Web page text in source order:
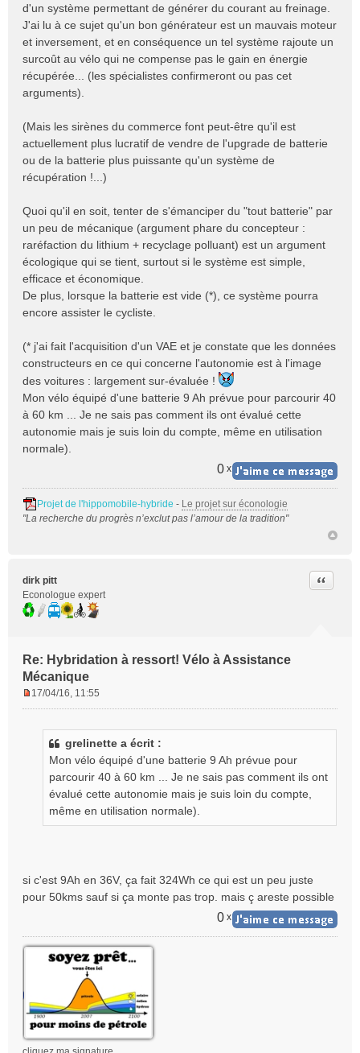
d'un système permettant de générer du courant au freinage.
J'ai lu à ce sujet qu'un bon générateur est un mauvais moteur
et inversement, et en conséquence un tel système rajoute un
surcoût au vélo qui ne compense pas le gain en énergie
récupérée... (les spécialistes confirmeront ou pas cet
arguments).
(Mais les sirènes du commerce font peut-être qu'il est
actuellement plus lucratif de vendre de l'upgrade de batterie
ou de la batterie plus puissante qu'un système de
récupération !...)
Quoi qu'il en soit, tenter de s'émanciper du "tout batterie" par
un peu de mécanique (argument phare du concepteur :
raréfaction du lithium + recyclage polluant) est un argument
écologique qui se tient, surtout si le système est simple,
efficace et économique.
De plus, lorsque la batterie est vide (*), ce système pourra
encore assister le cycliste.
(* j'ai fait l'acquisition d'un VAE et je constate que les données
constructeurs en ce qui concerne l'autonomie est à l'image
des voitures : largement sur-évaluée !
Mon vélo équipé d'une batterie 9 Ah prévue pour parcourir 40
à 60 km ... Je ne sais pas comment ils ont évalué cette
autonomie mais je suis loin du compte, même en utilisation
normale).
0 x
Projet de l'hippomobile-hybride - Le projet sur éconologie
"La recherche du progrès n’exclut pas l’amour de la tradition"
dirk pitt
Econologue expert
Re: Hybridation à ressort! Vélo à Assistance
Mécanique
Citer
17/04/16, 11:55
grelinette a écrit :
Mon vélo équipé d'une batterie 9 Ah prévue pour
parcourir 40 à 60 km ... Je ne sais pas comment ils ont
évalué cette autonomie mais je suis loin du compte,
même en utilisation normale).
si c'est 9Ah en 36V, ça fait 324Wh ce qui est un peu juste
pour 50kms sauf si ça monte pas trop. mais ç areste possible
0 x